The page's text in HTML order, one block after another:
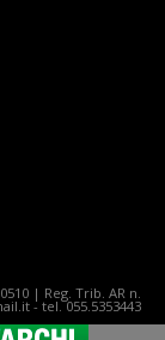
| Reg. Trib. AR n.
- tel. 055.5353443